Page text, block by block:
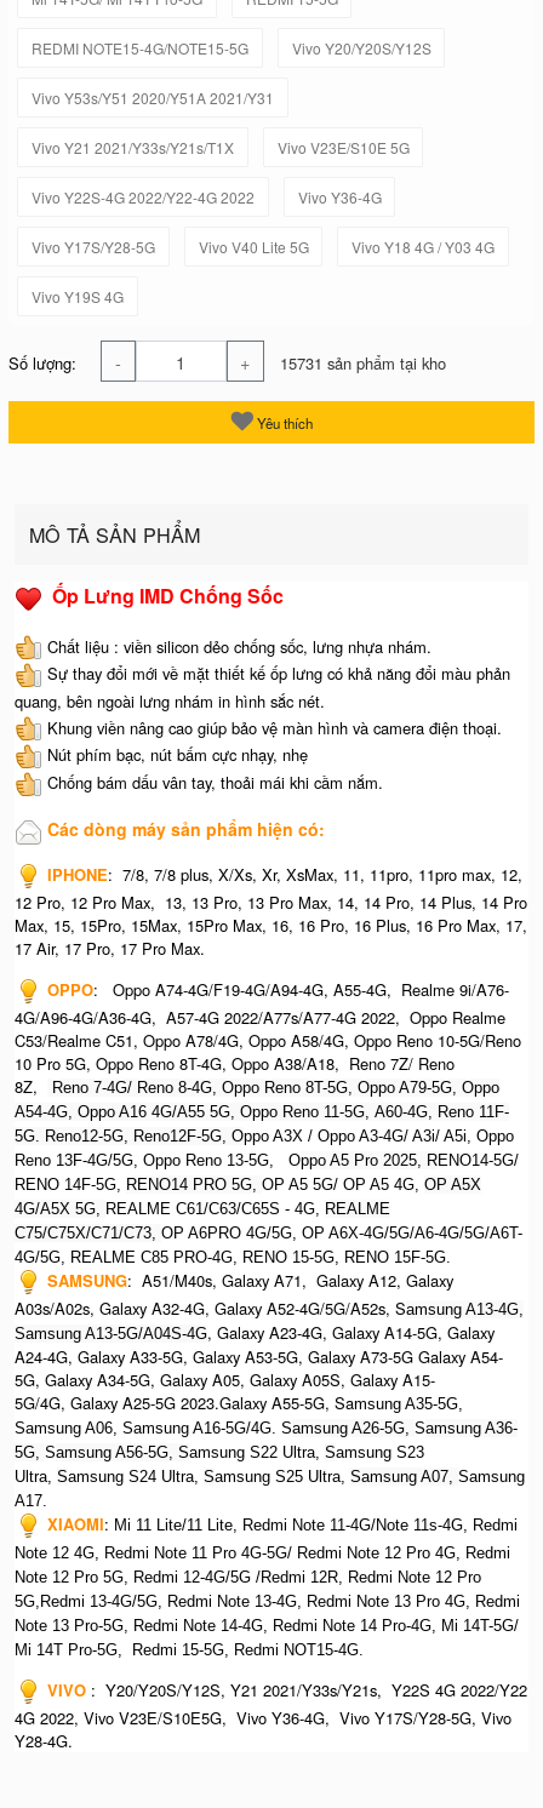
REDMI NOTE15-4G/NOTE15-5G Vivo Y20/Y20S/Y12S
Vivo Y53s/Y51 2020/Y51A 2021/Y31
Vivo Y21 2021/Y33s/Y21s/T1X Vivo V23E/S10E 5G
Vivo Y22S-4G 2022/Y22-4G 2022 Vivo Y36-4G
Vivo Y17S/Y28-5G Vivo V40 Lite 5G Vivo Y18 4G / Y03 4G
Vivo Y19S 4G
Số lượng: - + 15731 sản phẩm tại kho
Yêu thích
MÔ TẢ SẢN PHẨM
Ốp Lưng IMD Chống Sốc
Chất liệu : viền silicon dẻo chống sốc, lưng nhựa nhám.
Sự thay đổi mới về mặt thiết kế ốp lưng có khả năng đổi màu phản
quang, bên ngoài lưng nhám in hình sắc nét.
Khung viền nâng cao giúp bảo vệ màn hình và camera điện thoại.
Nút phím bạc, nút bấm cực nhạy, nhẹ
Chống bám dấu vân tay, thoải mái khi cầm nắm.
Các dòng máy sản phẩm hiện có:
IPHONE: 7/8, 7/8 plus, X/Xs, Xr, XsMax, 11, 11pro, 11pro max, 12,
12 Pro, 12 Pro Max, 13, 13 Pro, 13 Pro Max, 14, 14 Pro, 14 Plus, 14 Pro
Max, 15, 15Pro, 15Max, 15Pro Max, 16, 16 Pro, 16 Plus, 16 Pro Max, 17,
17 Air, 17 Pro, 17 Pro Max.
OPPO:
Oppo A74-4G/F19-4G/A94-4G, A55-4G, Realme 9i/A76-
4G/A96-4G/A36-4G, A57-4G 2022/A77s/A77-4G 2022, Oppo Realme
C53/Realme C51, Oppo A78/4G, Oppo A58/4G, Oppo Reno 10-5G/Reno
10 Pro 5G, Oppo Reno 8T-4G, Oppo A38/A18, Reno 7Z/ Reno
8Z,
Reno 7-4G/ Reno 8-4G, Oppo Reno 8T-5G, Oppo A79-5G, Oppo
A54-4G, Oppo A16 4G/A55 5G, Oppo Reno 11-5G, A60-4G, Reno 11F-
5G. Reno12-5G, Reno12F-5G, Oppo A3X / Oppo A3-4G/ A3i/ A5i, Oppo
Reno 13F-4G/5G, Oppo Reno 13-5G, Oppo A5 Pro 2025, RENO14-5G/
RENO 14F-5G, RENO14 PRO 5G, OP A5 5G/ OP A5 4G, OP A5X
4G/A5X 5G, REALME C61/C63/C65S - 4G, REALME
C75/C75X/C71/C73, OP A6PRO 4G/5G, OP A6X-4G/5G/A6-4G/5G/A6T-
4G/5G, REALME C85 PRO-4G, RENO 15-5G, RENO 15F-5G.
SAMSUNG: A51/M40s, Galaxy A71, Galaxy A12, Galaxy
A03s/A02s, Galaxy A32-4G, Galaxy A52-4G/5G/A52s, Samsung A13-4G,
Samsung A13-5G/A04S-4G, Galaxy A23-4G, Galaxy A14-5G, Galaxy
A24-4G, Galaxy A33-5G, Galaxy A53-5G, Galaxy A73-5G Galaxy A54-
5G, Galaxy A34-5G, Galaxy A05, Galaxy A05S, Galaxy A15-
5G/4G, Galaxy A25-5G 2023.Galaxy A55-5G, Samsung A35-5G,
Samsung A06, Samsung A16-5G/4G. Samsung A26-5G, Samsung A36-
5G, Samsung A56-5G, Samsung S22 Ultra, Samsung S23
Ultra, Samsung S24 Ultra, Samsung S25 Ultra, Samsung A07, Samsung
A17.
XIAOMI: Mi 11 Lite/11 Lite, Redmi Note 11-4G/Note 11s-4G, Redmi
Note 12 4G, Redmi Note 11 Pro 4G-5G/ Redmi Note 12 Pro 4G, Redmi
Note 12 Pro 5G, Redmi 12-4G/5G /Redmi 12R, Redmi Note 12 Pro
5G,Redmi 13-4G/5G, Redmi Note 13-4G, Redmi Note 13 Pro 4G, Redmi
Note 13 Pro-5G, Redmi Note 14-4G, Redmi Note 14 Pro-4G, Mi 14T-5G/
Mi 14T Pro-5G, Redmi 15-5G, Redmi NOT15-4G.
VIVO : Y20/Y20S/Y12S, Y21 2021/Y33s/Y21s, Y22S 4G 2022/Y22
4G 2022, Vivo V23E/S10E5G, Vivo Y36-4G, Vivo Y17S/Y28-5G, Vivo
Y28-4G.